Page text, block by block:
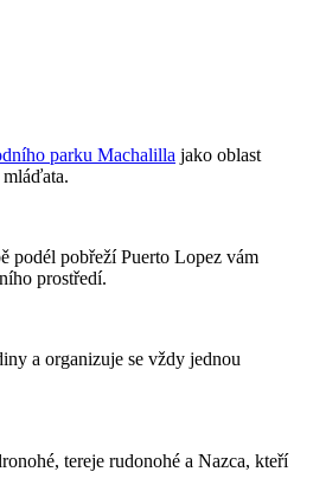
parku Machalilla jako oblast
podél pobřeží Puerto Lopez vám
prostředí.
a organizuje se vždy jednou
tereje rudonohé a Nazca, kteří